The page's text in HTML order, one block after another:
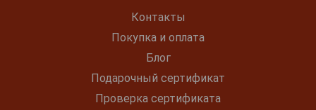
Контакты
Покупка и оплата
Блог
Подарочный сертификат
Проверка сертификата